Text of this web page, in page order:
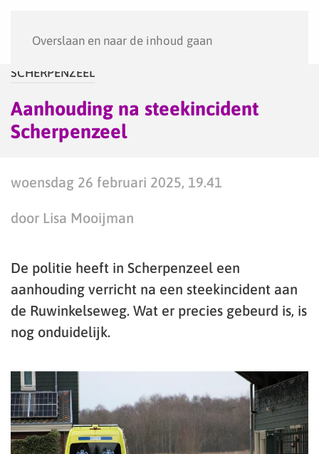
Overslaan en naar de inhoud gaan
SCHERPENZEEL
Aanhouding na steekincident
Scherpenzeel
woensdag 26 februari 2025, 19.41
door Lisa Mooijman
De politie heeft in Scherpenzeel een
aanhouding verricht na een steekincident aan
de Ruwinkelseweg. Wat er precies gebeurd is, is
nog onduidelijk.